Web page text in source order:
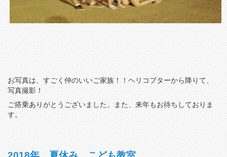
お写真は、すごく仲のいいご家族！！ヘリコプターから降りて、
写真撮影！
ご搭乗ありがとうございました。また、来年もお待ちしておりま
す。